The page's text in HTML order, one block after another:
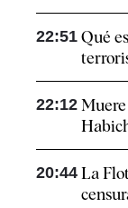
22:51 Qué
22:12
20:44 La